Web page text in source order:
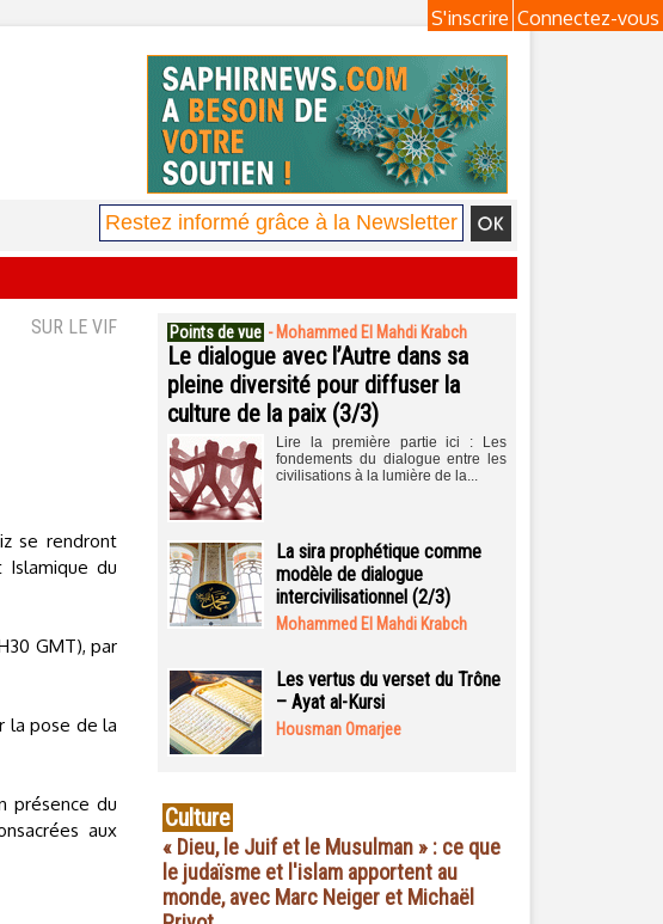
Connectez-vous
S'inscrire
SUR LE VIF
se rendront
du
GMT), par
la pose de la
présence du
aux
Points de vue - Mohammed El Mahdi Krabch
Le dialogue avec l’Autre dans sa
pleine diversité pour diffuser la
culture de la paix (3/3)
Lire la première partie ici : Les
fondements du dialogue entre les
civilisations à la lumière de la...
La sira prophétique comme
modèle de dialogue
intercivilisationnel (2/3)
Mohammed El Mahdi Krabch
Les vertus du verset du Trône
– Ayat al-Kursi
Housman Omarjee
Culture
« Dieu, le Juif et le Musulman » : ce que
le judaïsme et l'islam apportent au
monde, avec Marc Neiger et Michaël